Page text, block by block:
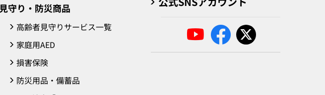
見守り・防災商品
高齢者見守りサービス一覧
家庭用AED
損害保険
防災用品・備蓄品